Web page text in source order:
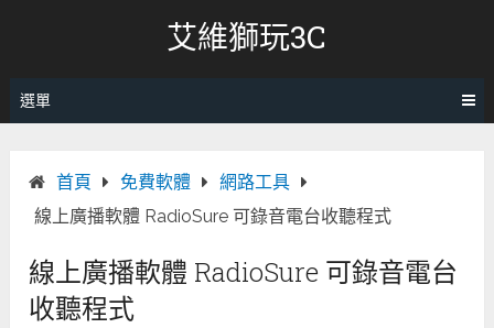
艾維獅玩3C
選單
首頁 免費軟體
網路工具
線上廣播軟體 RadioSure 可錄音電台收聽程式
線上廣播軟體 RadioSure 可錄音電台
收聽程式